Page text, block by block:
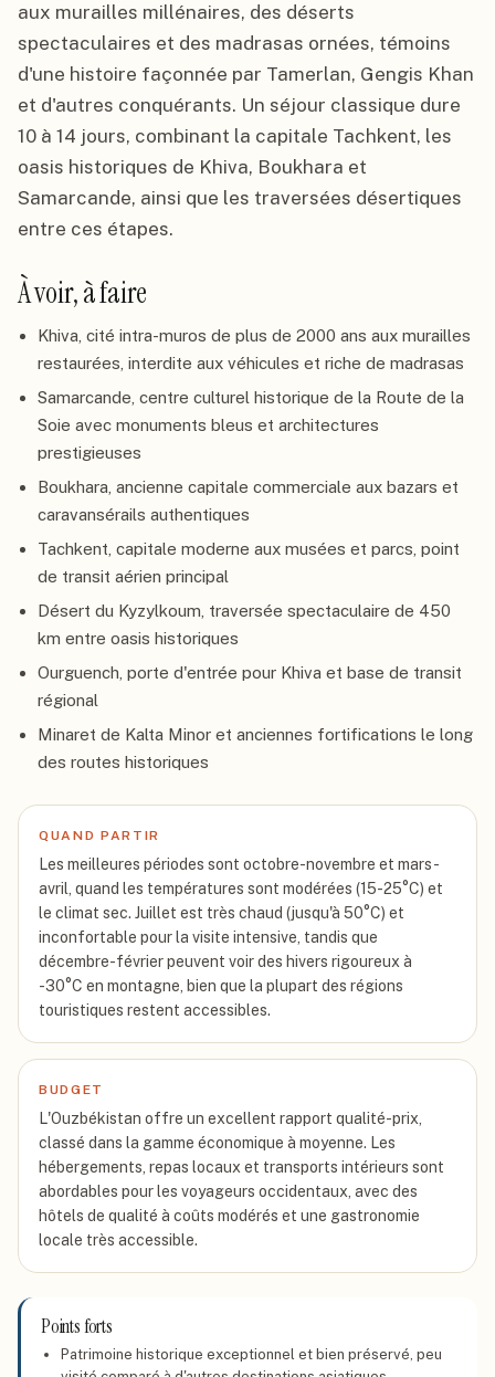
aux murailles millénaires, des déserts
spectaculaires et des madrasas ornées, témoins
d'une histoire façonnée par Tamerlan, Gengis Khan
et d'autres conquérants. Un séjour classique dure
10 à 14 jours, combinant la capitale Tachkent, les
oasis historiques de Khiva, Boukhara et
Samarcande, ainsi que les traversées désertiques
entre ces étapes.
À voir, à faire
Khiva, cité intra-muros de plus de 2000 ans aux murailles
restaurées, interdite aux véhicules et riche de madrasas
Samarcande, centre culturel historique de la Route de la
Soie avec monuments bleus et architectures
prestigieuses
Boukhara, ancienne capitale commerciale aux bazars et
caravansérails authentiques
Tachkent, capitale moderne aux musées et parcs, point
de transit aérien principal
Désert du Kyzylkoum, traversée spectaculaire de 450
km entre oasis historiques
Ourguench, porte d'entrée pour Khiva et base de transit
régional
Minaret de Kalta Minor et anciennes fortifications le long
des routes historiques
QUAND PARTIR
Les meilleures périodes sont octobre-novembre et mars-
avril, quand les températures sont modérées (15-25°C) et
le climat sec. Juillet est très chaud (jusqu'à 50°C) et
inconfortable pour la visite intensive, tandis que
décembre-février peuvent voir des hivers rigoureux à
-30°C en montagne, bien que la plupart des régions
touristiques restent accessibles.
BUDGET
L'Ouzbékistan offre un excellent rapport qualité-prix,
classé dans la gamme économique à moyenne. Les
hébergements, repas locaux et transports intérieurs sont
abordables pour les voyageurs occidentaux, avec des
hôtels de qualité à coûts modérés et une gastronomie
locale très accessible.
Points forts
Patrimoine historique exceptionnel et bien préservé, peu